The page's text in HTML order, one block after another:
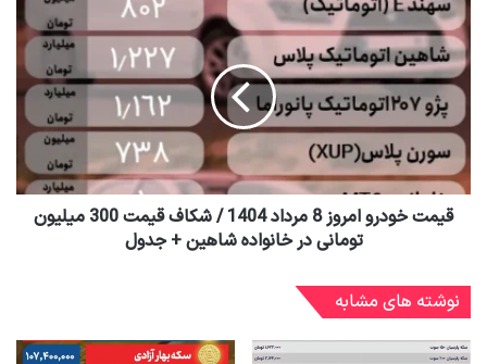
قیمت خودرو امروز 8 مرداد 1404 / شکاف قیمت 300 میلیون
تومانی در خانواده شاهین + جدول
نوشته های مشابه